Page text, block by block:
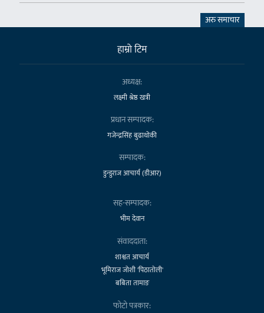
अरु समाचार
हाम्राे टिम
अध्यक्ष:
लक्ष्मी श्रेष्ठ खत्री
प्रधान सम्पादक:
गजेन्द्रसिंह बुढाथोकी
सम्पादक:
डुन्डुराज आचार्य (डीआर)
सह-सम्पादक:
भीम देवान
संवाददाता:
शाश्वत आचार्य
भूमिराज जोशी 'पिठातोली'
बबिता तामाङ
फोटो पत्रकार: